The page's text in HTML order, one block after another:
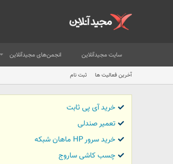
سایت مجیدآنلاین انجمن‌های مجیدآنلاین
آخرین فعالیت ها ثبت نام
خرید آی پی ثابت
تعمیر صندلی
خرید سرور HP ماهان شبکه
چسب کاشی ساروج